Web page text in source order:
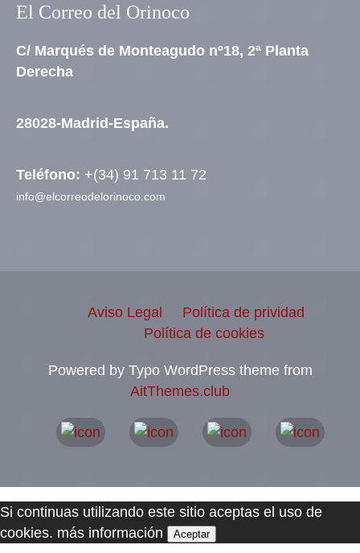
El Correo del Orinoco
C/ Marqués de Monteagudo nº18, 2ª Planta
Derecha
28028-Madrid-España.
Teléfono: +(34) 91 713 11 72
info@elcorreodelorinoco.com
Aviso Legal
Política de prividad
Política de cookies
Powered by Typo WordPress theme from
AitThemes.club
Si continuas utilizando este sitio aceptas el uso de
cookies. más información Aceptar